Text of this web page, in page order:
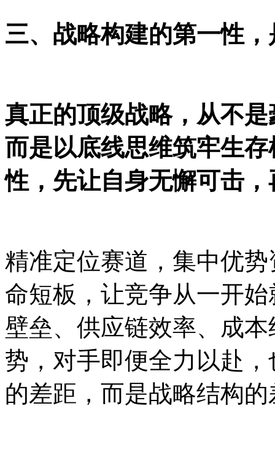
三、 战略构建的第一性
真正的顶级战略，从不
而是以底线思维筑牢生
性，先让自身无懈可击
精准定位赛道，集中优
命短板，让竞争从一开
壁垒、供应链效率、成
势，对手即便全力以赴
的差距，而是战略结构的